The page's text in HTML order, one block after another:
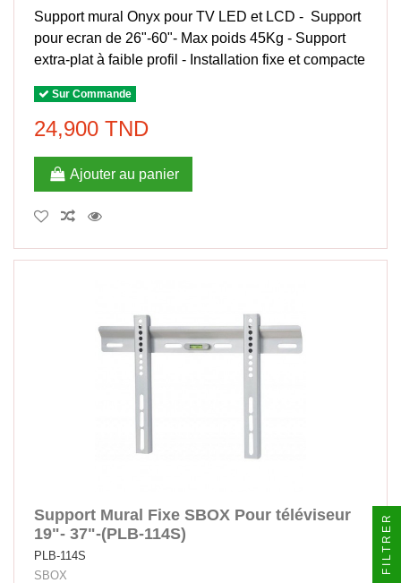
Support mural Onyx pour TV LED et LCD - Support
pour ecran de 26"-60"- Max poids 45Kg - Support
extra-plat à faible profil - Installation fixe et compacte
Sur Commande
24,900 TND
Ajouter au panier
Support Mural Fixe SBOX Pour téléviseur
19"- 37"-(PLB-114S)
PLB-114S
SBOX
FILTRER